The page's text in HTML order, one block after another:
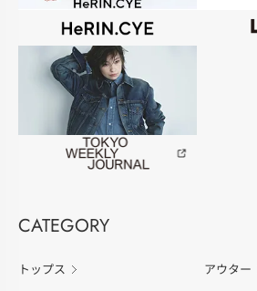
CATEGORY
トップス アウター